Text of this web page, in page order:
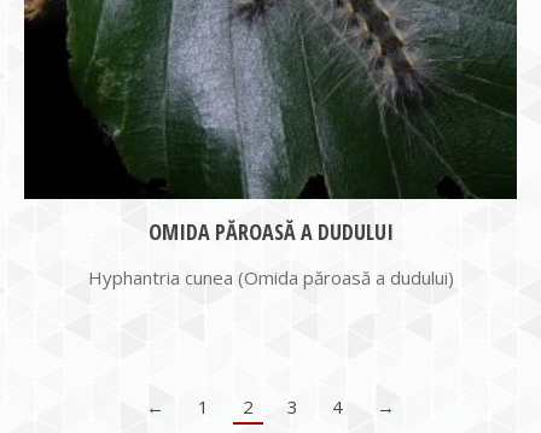
OMIDA PĂROASĂ A DUDULUI
Hyphantria cunea (Omida păroasă a dudului)
← 1 2 3 4 →